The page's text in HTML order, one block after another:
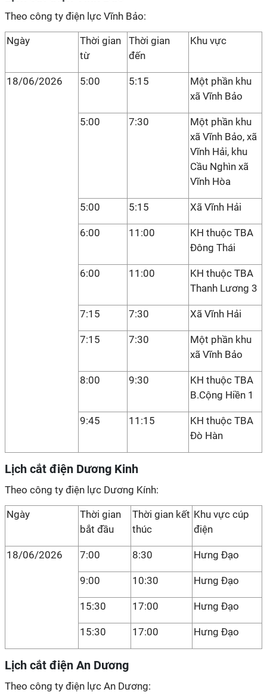
Theo công ty điện lực Vĩnh Bảo:
Ngày
Thời gian
từ
Thời gian
đến
Khu vực
18/06/2026 5:00 5:15
Một phần khu
xã Vĩnh Bảo
5:00 7:30
Một phần khu
xã Vĩnh Bảo, xã
Vĩnh Hải, khu
Cầu Nghìn xã
Vĩnh Hòa
5:00 5:15 Xã Vĩnh Hải
6:00 11:00
KH thuộc TBA
Đông Thái
6:00 11:00
KH thuộc TBA
Thanh Lương 3
7:15 7:30 Xã Vĩnh Hải
7:15 7:30
Một phần khu
xã Vĩnh Bảo
8:00 9:30
KH thuộc TBA
B.Cộng Hiền 1
9:45 11:15
KH thuộc TBA
Đò Hàn
Lịch cắt điện Dương Kinh
Theo công ty điện lực Dương Kính:
Ngày
Thời gian
bắt đầu
Thời gian kết
thúc
Khu vực cúp
điện
18/06/2026 7:00 8:30 Hưng Đạo
9:00 10:30 Hưng Đạo
15:30 17:00 Hưng Đạo
15:30 17:00 Hưng Đạo
Lịch cắt điện An Dương
Theo công ty điện lực An Dương: